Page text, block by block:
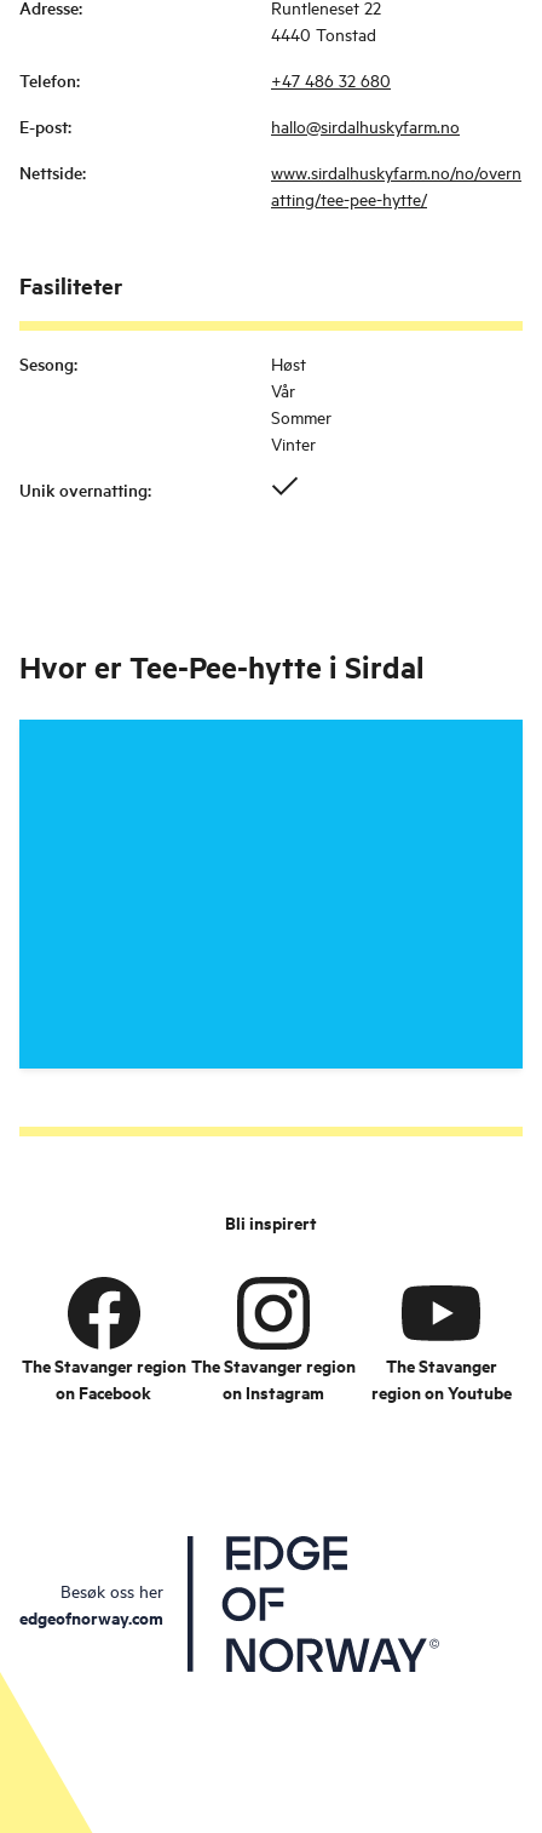
Adresse:
Runtleneset 22
4440 Tonstad
Telefon: +47 486 32 680
E-post: hallo@sirdalhuskyfarm.no
Nettside:
www.sirdalhuskyfarm.no/no/overn
atting/tee-pee-hytte/
Fasiliteter
Sesong:
Høst
Vår
Sommer
Vinter
Unik overnatting:
Hvor er Tee-Pee-hytte i Sirdal
Bli inspirert
The Stavanger region
on Facebook
The Stavanger region
on Instagram
The Stavanger
region on Youtube
Besøk oss her
edgeofnorway.com